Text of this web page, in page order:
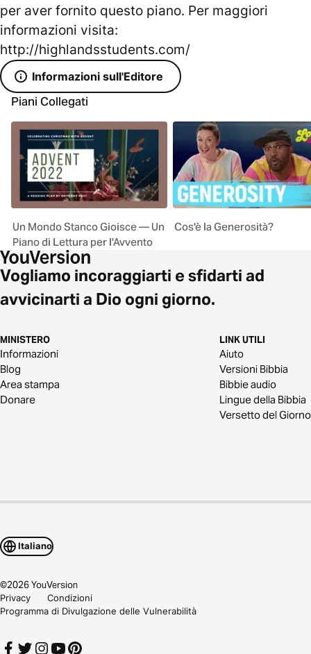
per aver fornito questo piano. Per maggiori
informazioni visita:
http://highlandsstudents.com/
Informazioni sull'Editore
Piani Collegati
Un Mondo Stanco Gioisce — Un
Piano di Lettura per l'Avvento
Cos'è la Generosità?
Vogliamo incoraggiarti e sfidarti ad
avvicinarti a Dio ogni giorno.
MINISTERO
Informazioni
Blog
Area stampa
Donare
LINK UTILI
Aiuto
Versioni Bibbia
Bibbie audio
Lingue della Bibbia
Versetto del Giorno
Italiano
©2026YouVersion
Privacy
Condizioni
Programma di Divulgazione delle Vulnerabilità